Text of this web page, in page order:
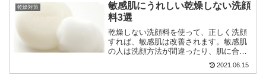
されている化粧水を使って...
乾燥対策
敏感肌にうれしい乾燥しない洗顔
料3選
乾燥しない洗顔料を使って、正しく洗顔
すれば、敏感肌は改善されます。敏感肌
の人は洗顔方法が間違ったり、肌に合わ
ない洗顔料を使っていることが多いので
す。敏感肌でも安心して使える乾燥しな
2021.06.15